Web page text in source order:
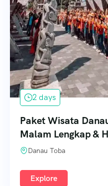
2 days
Paket Wisata
Malam Lengkap &
Danau Toba
Explore